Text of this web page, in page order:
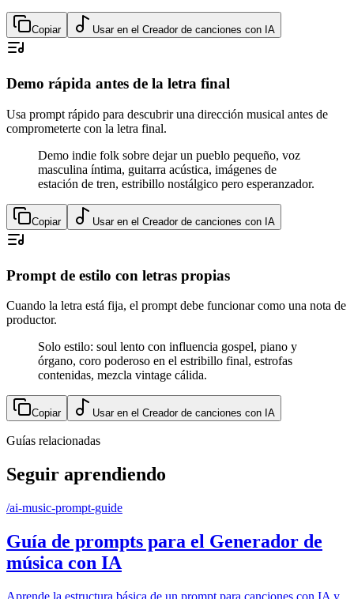
Copiar Usar en el Creador de canciones con IA
Demo rápida antes de la letra final
Usa prompt rápido para descubrir una dirección musical antes de
comprometerte con la letra final.
Demo indie folk sobre dejar un pueblo pequeño, voz
masculina íntima, guitarra acústica, imágenes de
estación de tren, estribillo nostálgico pero esperanzador.
Copiar Usar en el Creador de canciones con IA
Prompt de estilo con letras propias
Cuando la letra está fija, el prompt debe funcionar como una nota de
productor.
Solo estilo: soul lento con influencia gospel, piano y
órgano, coro poderoso en el estribillo final, estrofas
contenidas, mezcla vintage cálida.
Copiar Usar en el Creador de canciones con IA
Guías relacionadas
Seguir aprendiendo
/ai-music-prompt-guide
Guía de prompts para el Generador de
música con IA
Aprende la estructura básica de un prompt para canciones con IA y